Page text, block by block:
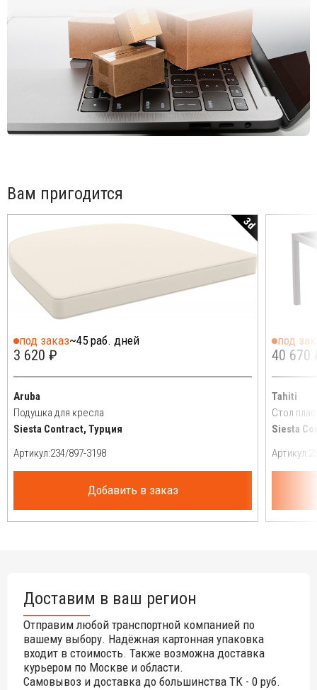
Вам пригодится
3d
под заказ~45 раб. дней
3 620 ₽
Aruba
Подушка для кресла
Siesta Contract, Турция
Артикул:
Добавить в заказ
под
40 670
Tahiti
Стол
Siesta
Артикул:
Доставим в ваш регион
Отправим любой транспортной компанией по
вашему выбору. Надёжная картонная упаковка
входит в стоимость. Также возможна доставка
курьером по Москве и области.
Самовывоз и доставка до большинства ТК - 0 руб.